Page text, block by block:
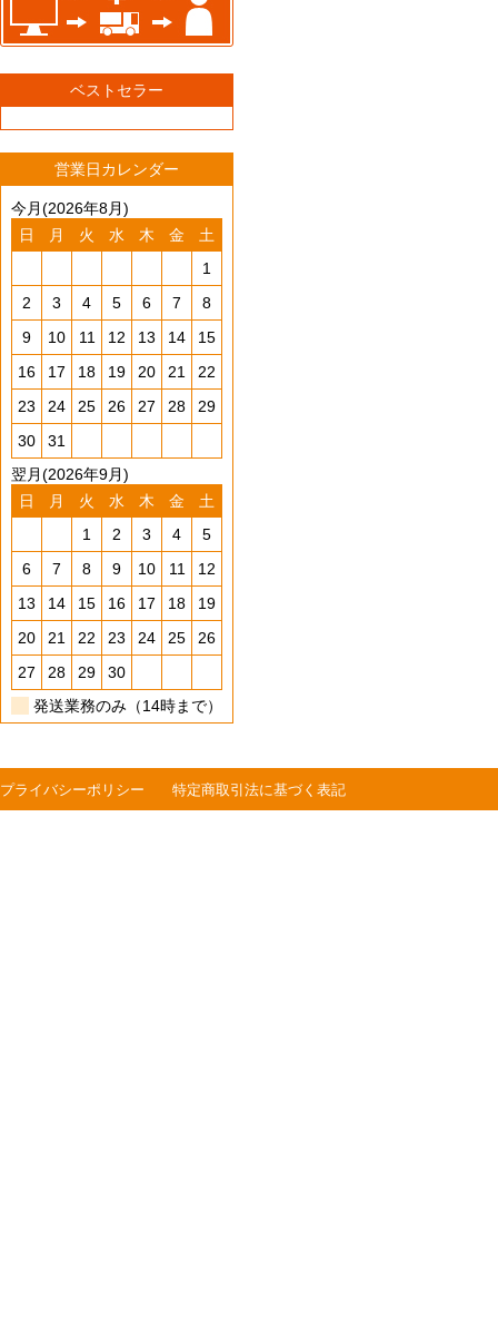
ベストセラー
営業日カレンダー
今月(2026年8月)
日
月 火 水 木 金
土
1
2
3 4 5 6 7
8
9
10 11 12 13 14
15
16
17 18 19 20 21
22
23
24 25 26 27 28
29
30
31
翌月(2026年9月)
日
月 火 水 木 金
土
1
2 3 4
5
6
7 8 9 10 11
12
13
14 15 16 17 18
19
20
21 22 23 24 25
26
27
28 29
30
発送業務のみ（14時まで）
プライバシーポリシー 特定商取引法に基づく表記